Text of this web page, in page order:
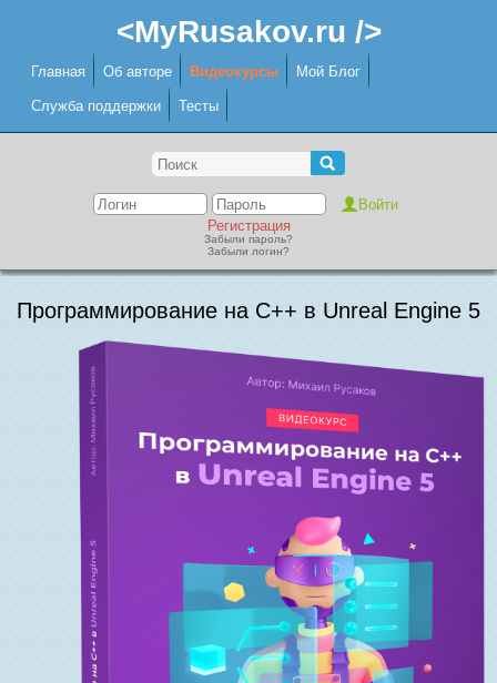
<MyRusakov.ru />
Главная Об авторе Видеокурсы Мой Блог
Служба поддержки Тесты
Регистрация
Забыли пароль?
Забыли логин?
Программирование на C++ в Unreal Engine 5